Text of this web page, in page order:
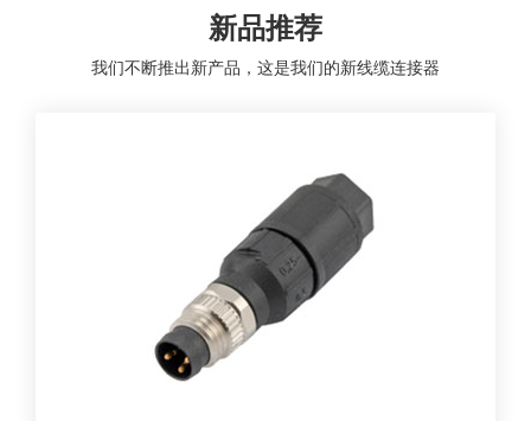
新品推荐
我们不断推出新产品，这是我们的新线缆连接器